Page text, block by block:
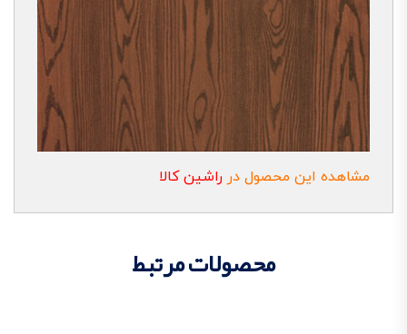
مشاهده این محصول در راشین کالا
محصولات مرتبط